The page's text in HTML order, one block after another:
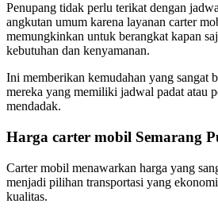
Penupang tidak perlu terikat dengan
angkutan umum karena layanan carter
memungkinkan untuk berangkat kapan
kebutuhan dan kenyamanan.
Ini memberikan kemudahan yang sangat
mereka yang memiliki jadwal padat atau
mendadak.
Harga carter mobil Semarang
Carter mobil menawarkan harga yang
menjadi pilihan transportasi yang
kualitas.